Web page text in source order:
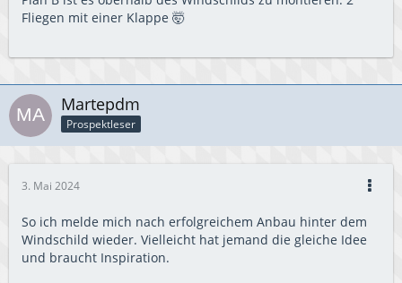
Fliegen mit einer Klappe 🤯
Martepdm
Prospektleser
3. Mai 2024
So ich melde mich nach erfolgreichem Anbau hinter dem
Windschild wieder. Vielleicht hat jemand die gleiche Idee
und braucht Inspiration.